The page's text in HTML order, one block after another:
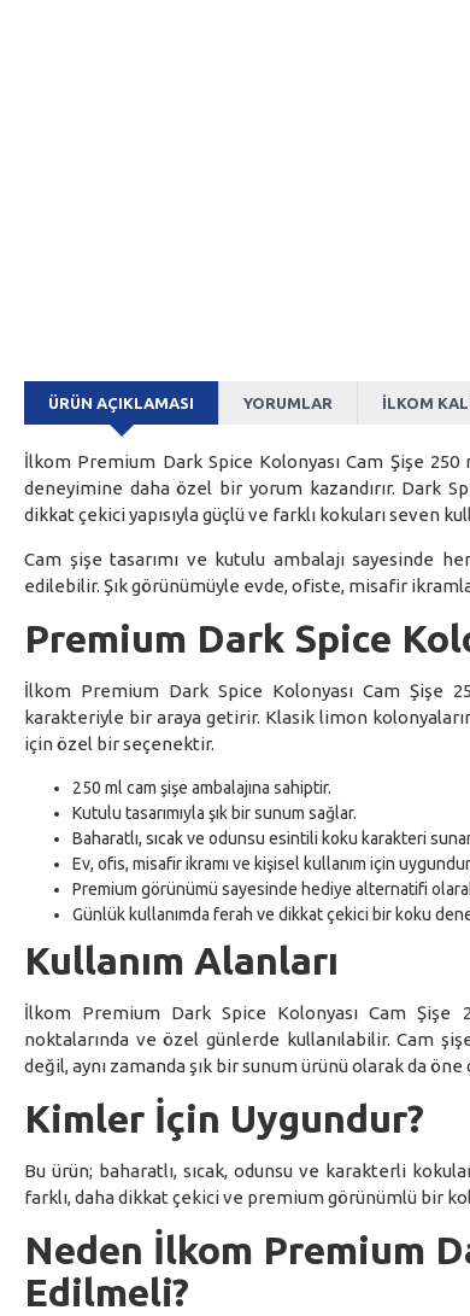
ÜRÜN AÇIKLAMASI YORUMLAR İLKOM
İlkom Premium Dark Spice Kolonyası Cam Şişe
deneyimine daha özel bir yorum kazandırır. Dark
dikkat çekici yapısıyla güçlü ve farklı kokuları seven
Cam şişe tasarımı ve kutulu ambalajı sayesinde
edilebilir. Şık görünümüyle evde, ofiste, misafir
Premium Dark Spice
İlkom Premium Dark Spice Kolonyası Cam Şişe
karakteriyle bir araya getirir. Klasik limon
için özel bir seçenektir.
250 ml cam şişe ambalajına sahiptir.
Kutulu tasarımıyla şık bir sunum sağlar.
Baharatlı, sıcak ve odunsu esintili koku karakteri
Ev, ofis, misafir ikramı ve kişisel kullanım için
Premium görünümü sayesinde hediye alternatifi
Günlük kullanımda ferah ve dikkat çekici bir koku
Kullanım Alanları
İlkom Premium Dark Spice Kolonyası Cam Şişe
noktalarında ve özel günlerde kullanılabilir. Cam
değil, aynı zamanda şık bir sunum ürünü olarak da öne
Kimler İçin Uygundur?
Bu ürün; baharatlı, sıcak, odunsu ve karakterli
farklı, daha dikkat çekici ve premium görünümlü bir
Neden İlkom Premium
Edilmeli?